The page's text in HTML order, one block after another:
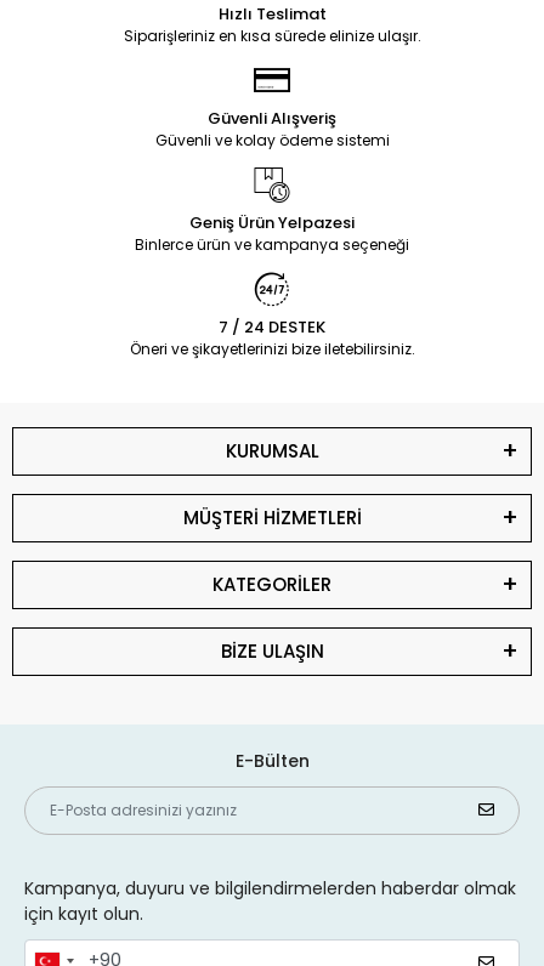
Hızlı Teslimat
Siparişleriniz en kısa sürede elinize ulaşır.
Güvenli Alışveriş
Güvenli ve kolay ödeme sistemi
Geniş Ürün Yelpazesi
Binlerce ürün ve kampanya seçeneği
7 / 24 DESTEK
Öneri ve şikayetlerinizi bize iletebilirsiniz.
KURUMSAL
MÜŞTERİ HİZMETLERİ
KATEGORİLER
BİZE ULAŞIN
E-Bülten
Kampanya, duyuru ve bilgilendirmelerden haberdar olmak
için kayıt olun.